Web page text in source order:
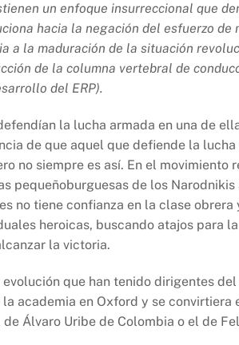
un enfoque insurreccional que
hacia la negación del esfuerzo de
a la maduración de la situación
de la columna vertebral de
del ERP).
la lucha armada en una de
de que aquel que defiende la
no siempre es así. En el movimiento
pequeñoburguesas de los
no tiene confianza en la clase
heroicas, buscando atajos para
la victoria.
que han tenido dirigentes
academia en Oxford y se convirtiera
Álvaro Uribe de Colombia o el de